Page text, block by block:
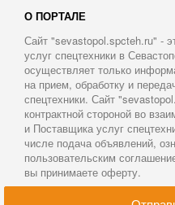
О ПОРТАЛЕ
Сайт "sevastopol.spcteh.ru" -
услуг спецтехники в
осуществляет только
на прием, обработку и
спецтехники. Сайт
контрактной стороной во
и Поставщика услуг
числе подача объявлений,
пользовательским
вы принимаете оферту.
© 2011-2026 Аренда